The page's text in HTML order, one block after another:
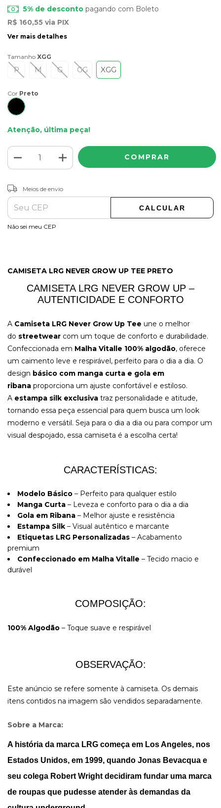
5% de desconto pagando com Boleto
R$ 160,55 via PIX
Ver mais detalhes
Tamanho XGG
P M G GG XGG
Cor Preto
Atenção, última peça!
Entregas para o CEP:
Meios de envio
CALCULAR
Não sei meu CEP
CAMISETA LRG NEVER GROW UP TEE PRETO
CAMISETA LRG NEVER GROW UP –
AUTENTICIDADE E CONFORTO
A Camiseta LRG Never Grow Up Tee une o melhor
do streetwear com um toque de conforto e durabilidade.
Confeccionada em Malha Vitalle 100% algodão, oferece
um caimento leve e respirável, perfeito para o dia a dia. O
design básico com manga curta e gola em
ribana proporciona um ajuste confortável e estiloso.
A estampa silk exclusiva traz personalidade e atitude,
tornando essa peça essencial para quem busca um look
moderno e versátil. Seja para o dia a dia ou para compor um
visual despojado, essa camiseta é a escolha certa!
CARACTERÍSTICAS:
Modelo Básico – Perfeito para qualquer estilo
Manga Curta – Leveza e conforto para o dia a dia
Gola em Ribana – Melhor ajuste e resistência
Estampa Silk – Visual autêntico e marcante
Etiquetas LRG Personalizadas – Acabamento
premium
Confeccionado em Malha Vitalle – Tecido macio e
durável
COMPOSIÇÃO:
100% Algodão – Toque suave e respirável
OBSERVAÇÃO:
Este anúncio se refere somente à camiseta. Os demais
itens contidos na imagem são vendidos separadamente.
Sobre a Marca:
A história da marca LRG começa em Los Angeles, nos
Estados Unidos, em 1999, quando Jonas Bevacqua e
seu colega Robert Wright decidiram fundar uma marca
de roupas que pudesse atender às demandas da